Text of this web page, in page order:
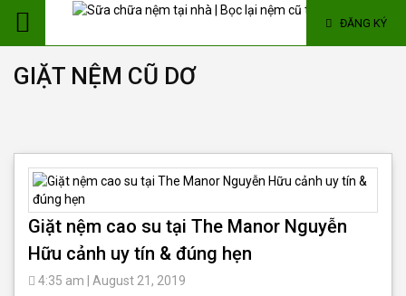
ĐĂNG KÝ
GIẶT NỆM CŨ DƠ
Giặt nệm cao su tại The Manor Nguyễn
Hữu cảnh uy tín & đúng hẹn
4:35 am
August 21, 2019